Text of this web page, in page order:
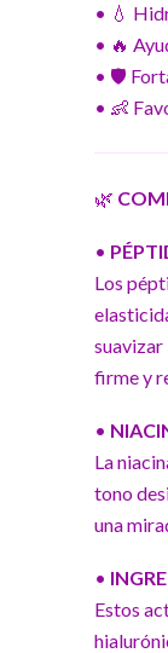
• 💧
• 🔥
• 🛡️
• 👶
🌿
•
Los
suavizar
firme y
•
La
tono
una
•
Estos